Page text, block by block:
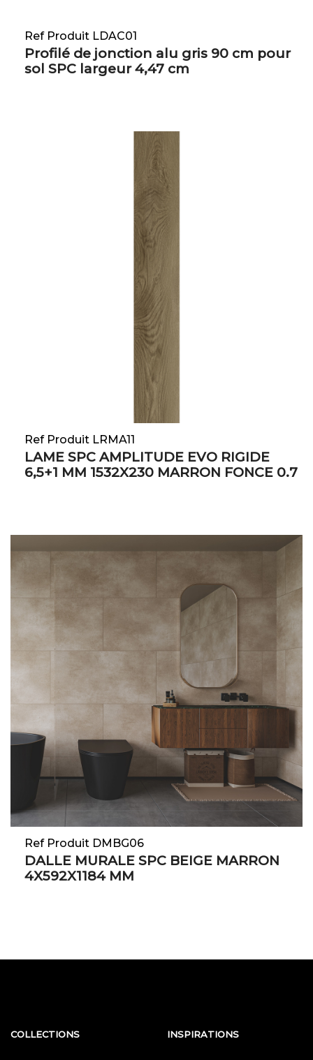
Ref Produit LDAC01
Profilé de jonction alu gris 90 cm pour
sol SPC largeur 4,47 cm
Ref Produit LRMA11
LAME SPC AMPLITUDE EVO RIGIDE
6,5+1 MM 1532X230 MARRON FONCE 0.7
Ref Produit DMBG06
DALLE MURALE SPC BEIGE MARRON
4X592X1184 MM
COLLECTIONS INSPIRATIONS